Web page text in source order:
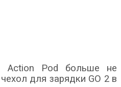
Action Pod больше не
для зарядки GO 2 в